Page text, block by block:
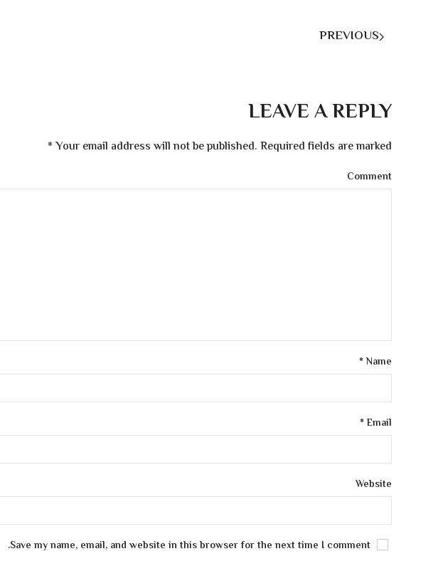
PREVIOUS
LEAVE A REPLY
Your email address will not be published. Required fields are marked
*
Comment
Name
*
Email
*
Website